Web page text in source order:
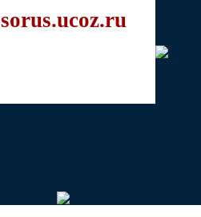
sorus.ucoz.ru